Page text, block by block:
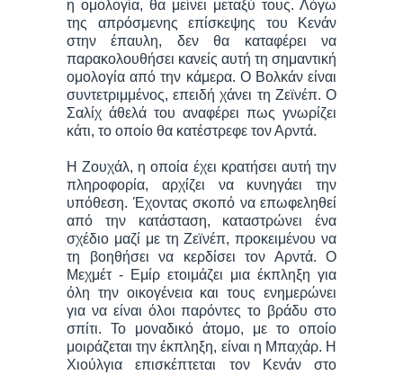
η ομολογία, θα μείνει μεταξύ τους. Λόγω
της απρόσμενης επίσκεψης του Κενάν
στην έπαυλη, δεν θα καταφέρει να
παρακολουθήσει κανείς αυτή τη σημαντική
ομολογία από την κάμερα. Ο Βολκάν είναι
συντετριμμένος, επειδή χάνει τη Ζεϊνέπ. Ο
Σαλίχ άθελά του αναφέρει πως γνωρίζει
κάτι, το οποίο θα κατέστρεφε τον Αρντά.
Η Ζουχάλ, η οποία έχει κρατήσει αυτή την
πληροφορία, αρχίζει να κυνηγάει την
υπόθεση. Έχοντας σκοπό να επωφεληθεί
από την κατάσταση, καταστρώνει ένα
σχέδιο μαζί με τη Ζεϊνέπ, προκειμένου να
τη βοηθήσει να κερδίσει τον Αρντά. Ο
Μεχμέτ - Εμίρ ετοιμάζει μια έκπληξη για
όλη την οικογένεια και τους ενημερώνει
για να είναι όλοι παρόντες το βράδυ στο
σπίτι. Το μοναδικό άτομο, με το οποίο
μοιράζεται την έκπληξη, είναι η Μπαχάρ. Η
Χιούλγια επισκέπτεται τον Κενάν στο